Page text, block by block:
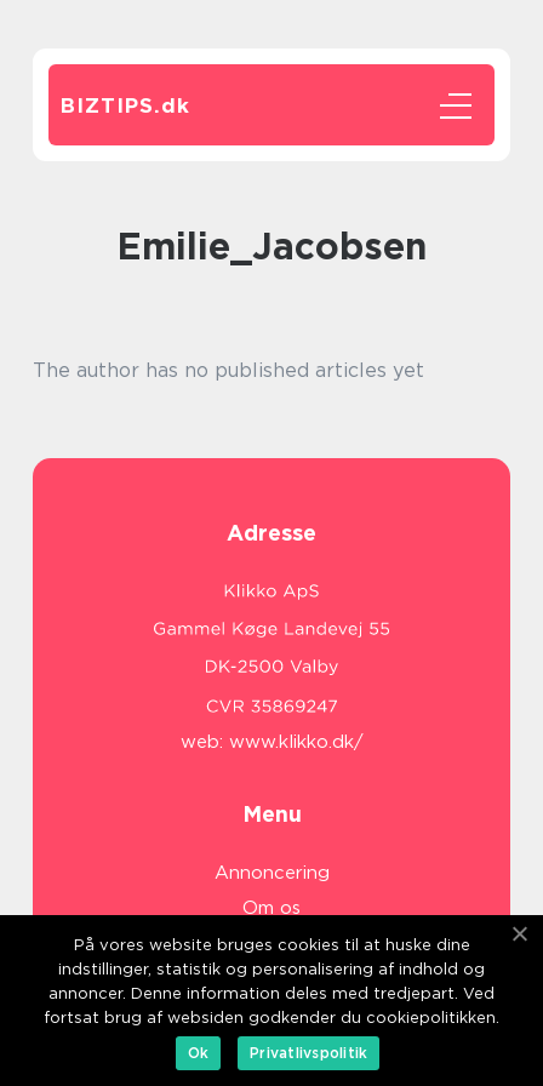
BIZTIPS.dk
Emilie_Jacobsen
The author has no published articles yet
Adresse
web: www.klikko.dk/
Menu
Annoncering
Om os
Cookies
Kontakt os
Sitemap
På vores website bruges cookies til at huske dine
indstillinger, statistik og personalisering af indhold og
annoncer. Denne information deles med tredjepart. Ved
fortsat brug af websiden godkender du cookiepolitikken.
Ok
Privatlivspolitik